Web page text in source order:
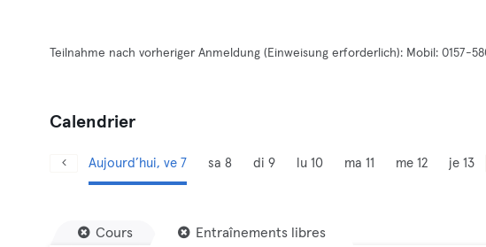
Teilnahme nach vorheriger Anmeldung (Einweisung erforderlich): Mobil: 0157-
Calendrier
Aujourd’hui, ve 7 sa 8 di 9 lu 10 ma 11 me 12 je 13
Cours Entraînements libres